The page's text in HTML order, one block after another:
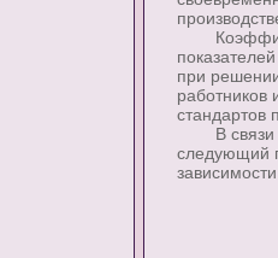
при
работников
стандартов
В связи с
следующий